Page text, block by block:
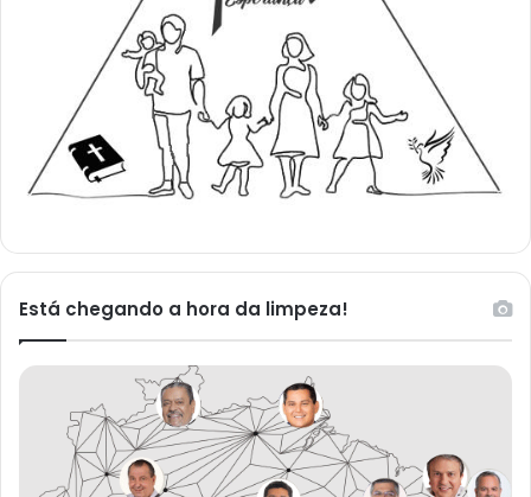
Está chegando a hora da limpeza!